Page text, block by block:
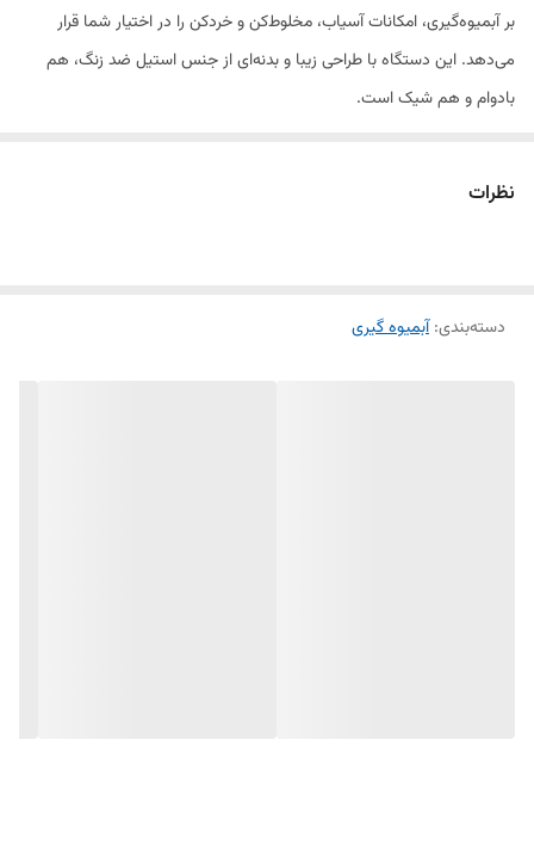
بر آبمیوه‌گیری، امکانات آسیاب، مخلوط‌کن و خردکن را در اختیار شما قرار
می‌دهد. این دستگاه با طراحی زیبا و بدنه‌ای از جنس استیل ضد زنگ، هم
بادوام و هم شیک است.
نظرات
دسته‌بندی:آبمیوه گیری